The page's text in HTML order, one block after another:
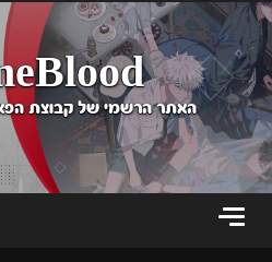
content
האתר הרשמי של קבוצת